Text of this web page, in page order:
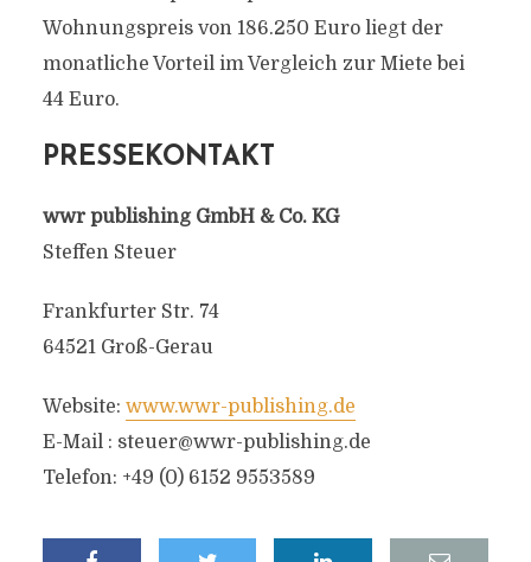
Wohnungspreis von 186.250 Euro liegt der
monatliche Vorteil im Vergleich zur Miete bei
44 Euro.
PRESSEKONTAKT
wwr publishing GmbH & Co. KG
Steffen Steuer
Frankfurter Str. 74
64521 Groß-Gerau
Website: www.wwr-publishing.de
E-Mail : steuer@wwr-publishing.de
Telefon: +49 (0) 6152 9553589